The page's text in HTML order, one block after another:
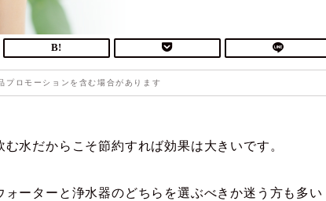
プロモーションを含む場合があります
水だからこそ節約すれば効果は大きいです。
ーターと浄水器のどちらを選ぶべきか迷う方も多い